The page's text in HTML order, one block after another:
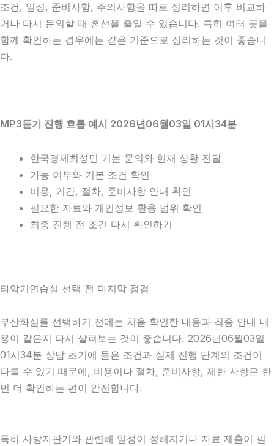
조건, 일정, 준비사항, 주의사항을 따로 정리하면 이후 비교하
거나 다시 문의할 때 혼선을 줄일 수 있습니다. 특히 여러 곳을
함께 확인하는 경우에는 같은 기준으로 정리하는 것이 좋습니
다.
MP3듣기 진행 흐름 예시 2026년06월03일 01시34분
한국경제최성민 기본 문의와 현재 상황 전달
가능 여부와 기본 조건 확인
비용, 기간, 절차, 준비사항 안내 확인
필요한 자료와 개인정보 활용 범위 확인
최종 진행 전 조건 다시 확인하기
타악기연습실 선택 전 마지막 점검
부산화실를 선택하기 전에는 처음 확인한 내용과 최종 안내 내
용이 같은지 다시 살펴보는 것이 좋습니다. 2026년06월03일
01시34분 상담 초기에 들은 조건과 실제 진행 단계의 조건이
다를 수 있기 때문에, 비용이나 절차, 준비사항, 제한 사항은 한
번 더 확인하는 편이 안전합니다.
특히 사탕자판기와 관련해 일정이 정해지거나 자료 제출이 필